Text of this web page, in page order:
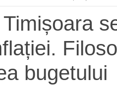
BANAT
VLOG
bugetului